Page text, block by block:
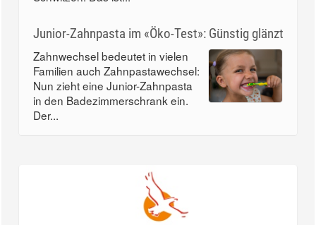
Junior-Zahnpasta im «Öko-Test»: Günstig glänzt
Zahnwechsel bedeutet in vielen
Familien auch Zahnpastawechsel:
Nun zieht eine Junior-Zahnpasta
in den Badezimmerschrank ein.
Der...